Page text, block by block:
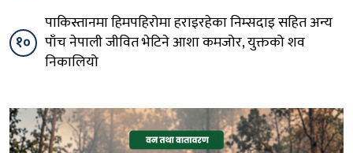
१०
पाकिस्तानमा हिमपहिरोमा हराइरहेका निम्सदाइ सहित अन्य
पाँच नेपाली जीवित भेटिने आशा कमजोर, युक्तको शव
निकालियो